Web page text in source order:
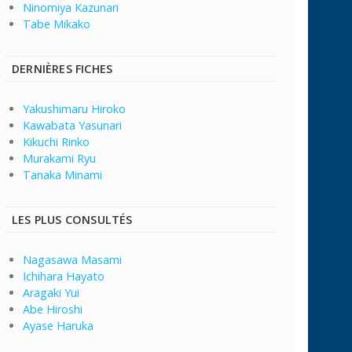
Ninomiya Kazunari
Tabe Mikako
DERNIÈRES FICHES
Yakushimaru Hiroko
Kawabata Yasunari
Kikuchi Rinko
Murakami Ryu
Tanaka Minami
LES PLUS CONSULTÉS
Nagasawa Masami
Ichihara Hayato
Aragaki Yui
Abe Hiroshi
Ayase Haruka